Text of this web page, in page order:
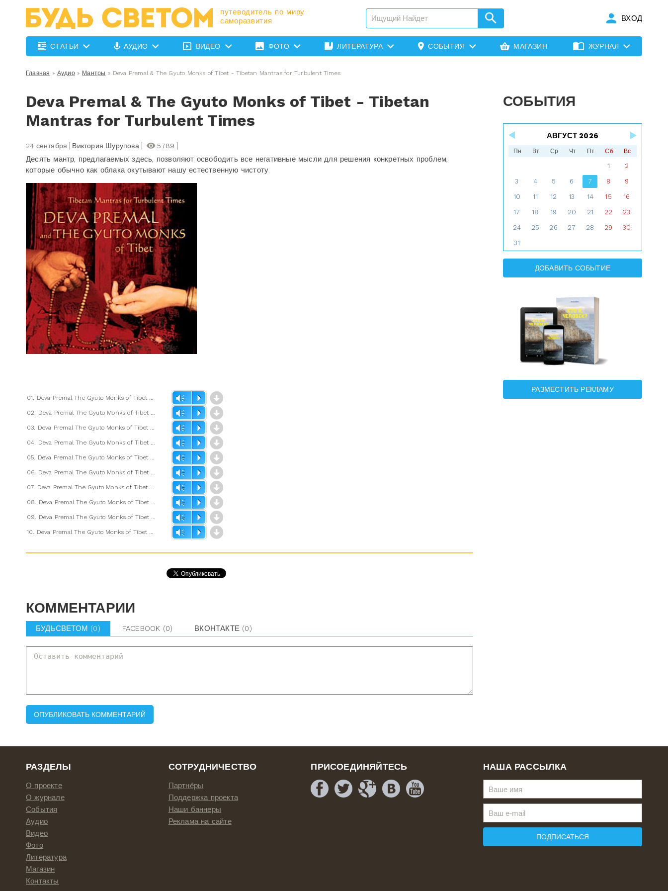
путеводитель по миру
саморазвития
ВХОД
СТАТЬИ АУДИО ВИДЕО ФОТО ЛИТЕРАТУРА СОБЫТИЯ МАГАЗИН ЖУРНАЛ
Главная » Аудио» Мантры » Deva Premal & The Gyuto Monks of Tibet - Tibetan Mantras for Turbulent Times
Deva Premal & The Gyuto Monks of Tibet - Tibetan
Mantras for Turbulent Times
24 сентября Виктория Шурупова 5789
Десять мантр, предлагаемых здесь, позволяют освободить все негативные мысли для решения конкретных проблем,
которые обычно как облака окутывают нашу естественную чистоту.
01. Deva Premal The Gyuto Monks of Tibet - Invocation.mp3 Vm P d
02. Deva Premal The Gyuto Monks of Tibet - Compassion.mp3 Vm P d
03. Deva Premal The Gyuto Monks of Tibet - Purifucation.mp3 Vm P d
04. Deva Premal The Gyuto Monks of Tibet - Buddha.mp3 Vm P d
05. Deva Premal The Gyuto Monks of Tibet - Perfection.mp3 Vm P d
06. Deva Premal The Gyuto Monks of Tibet - Wisdom.mp3 Vm P d
07. Deva Premal The Gyuto Monks of Tibet - White Tara.mp3 Vm P d
08. Deva Premal The Gyuto Monks of Tibet - Healing.mp3 Vm P d
09. Deva Premal The Gyuto Monks of Tibet - Prosperity.mp3 Vm P d
10. Deva Premal The Gyuto Monks of Tibet - Dedication.mp3 Vm P d
КОММЕНТАРИИ
БУДЬСВЕТОМ (0) FACEBOOK (0) ВКОНТАКТЕ (0)
СОБЫТИЯ
АВГУСТ 2026
Пн Вт Ср Чт Пт Сб Вс
1 2
3 4 5 6 7 8 9
10 11 12 13 14 15 16
17 18 19 20 21 22 23
24 25 26 27 28 29 30
31
ДОБАВИТЬ СОБЫТИЕ
РАЗМЕСТИТЬ РЕКЛАМУ
РАЗДЕЛЫ
О проекте
О журнале
События
Аудио
Видео
Фото
Литература
Магазин
Контакты
СОТРУДНИЧЕСТВО
Партнёры
Поддержка проекта
Наши баннеры
Реклама на сайте
ПРИСОЕДИНЯЙТЕСЬ НАША РАССЫЛКА
ПОДПИСАТЬСЯ